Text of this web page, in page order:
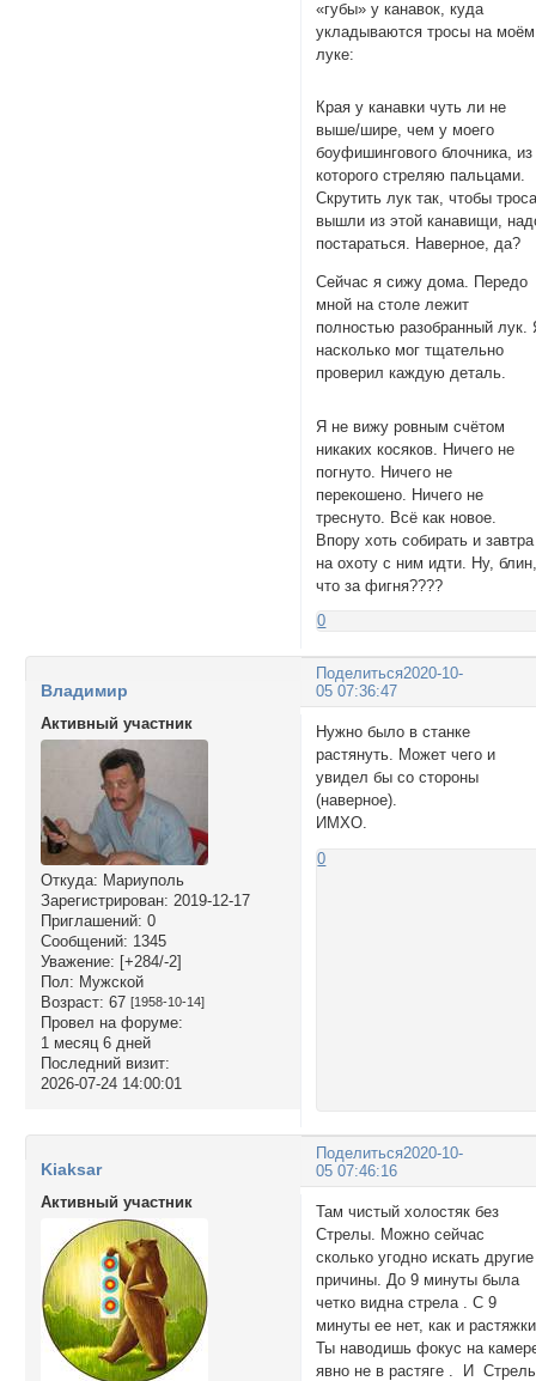
«губы» у канавок, куда
укладываются тросы на моём
луке:
Края у канавки чуть ли не
выше/шире, чем у моего
боуфишингового блочника, из
которого стреляю пальцами.
Скрутить лук так, чтобы
вышли из этой канавищи,
постараться. Наверное, да?
Сейчас я сижу дома. Передо
мной на столе лежит
полностью разобранный лук.
насколько мог тщательно
проверил каждую деталь.
Я не вижу ровным счётом
никаких косяков. Ничего не
погнуто. Ничего не
перекошено. Ничего не
треснуто. Всё как новое.
Впору хоть собирать и завтра
на охоту с ним идти. Ну,
что за фигня????
0
Поделиться2020-10-
05 07:36:47
Владимир
Активный участник
Откуда: Мариуполь
Зарегистрирован: 2019-12-17
Приглашений: 0
Сообщений: 1345
Уважение: [+284/-2]
Пол: Мужской
Возраст: 67 [1958-10-14]
Провел на форуме:
1 месяц 6 дней
Последний визит:
2026-07-24 14:00:01
Нужно было в станке
растянуть. Может чего и
увидел бы со стороны
(наверное).
ИМХО.
0
Поделиться2020-10-
05 07:46:16
Kiaksar
Активный участник
Там чистый холостяк без
Стрелы. Можно сейчас
сколько угодно искать другие
причины. До 9 минуты была
четко видна стрела . С 9
минуты ее нет, как и
Ты наводишь фокус на
явно не в растяге . И